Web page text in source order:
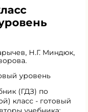
, Н.Г. Миндюк,
.
уровень
(ГДЗ) по
класс - готовый